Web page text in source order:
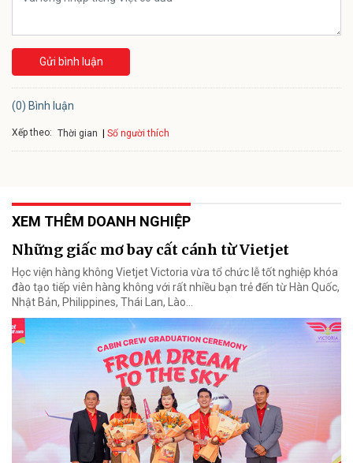
Gửi bình luận
(0) Bình luận
Xếp theo: Thời gian Số người thích
XEM THÊM DOANH NGHIỆP
Những giấc mơ bay cất cánh từ Vietjet
Học viện hàng không Vietjet Victoria vừa tổ chức lễ tốt nghiệp khóa
đào tạo tiếp viên hàng không với rất nhiều bạn trẻ đến từ Hàn Quốc,
Nhật Bản, Philippines, Thái Lan, Lào…